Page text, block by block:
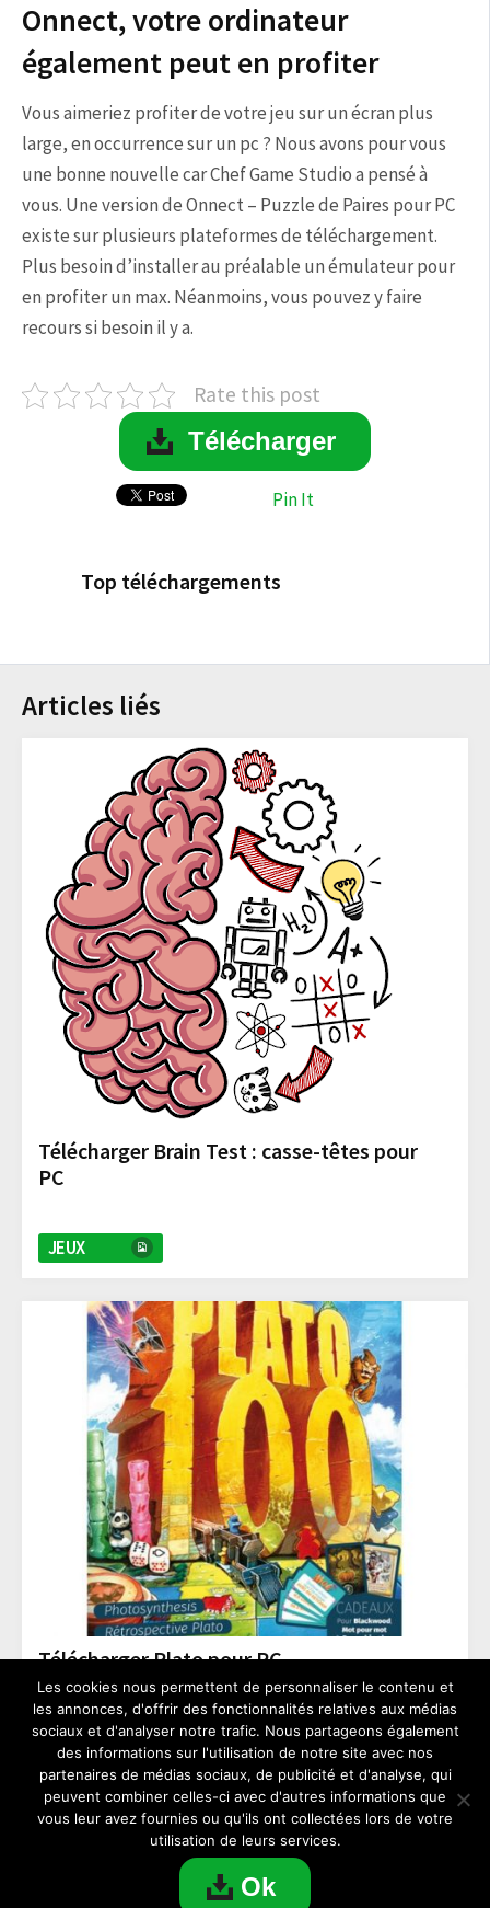
Onnect, votre ordinateur
également peut en profiter
Vous aimeriez profiter de votre jeu sur un écran plus
large, en occurrence sur un pc ? Nous avons pour vous
une bonne nouvelle car Chef Game Studio a pensé à
vous. Une version de Onnect – Puzzle de Paires pour PC
existe sur plusieurs plateformes de téléchargement.
Plus besoin d’installer au préalable un émulateur pour
en profiter un max. Néanmoins, vous pouvez y faire
recours si besoin il y a.
Rate this post
Télécharger
Pin It
Top téléchargements
Articles liés
Télécharger Brain Test : casse-têtes pour
PC
JEUX
Télécharger Plato pour PC
JEUX
Copyright © 2026PC Paradise
Téléchargement d'applications et de jeux pour PC |
Contact
Les cookies nous permettent de personnaliser le contenu et
les annonces, d'offrir des fonctionnalités relatives aux médias
sociaux et d'analyser notre trafic. Nous partageons également
des informations sur l'utilisation de notre site avec nos
partenaires de médias sociaux, de publicité et d'analyse, qui
peuvent combiner celles-ci avec d'autres informations que
vous leur avez fournies ou qu'ils ont collectées lors de votre
utilisation de leurs services.
Ok